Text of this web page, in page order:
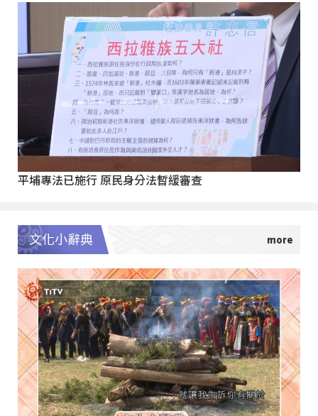
平埔專法已施行 原民身分法暫緩審查
文化小辭典